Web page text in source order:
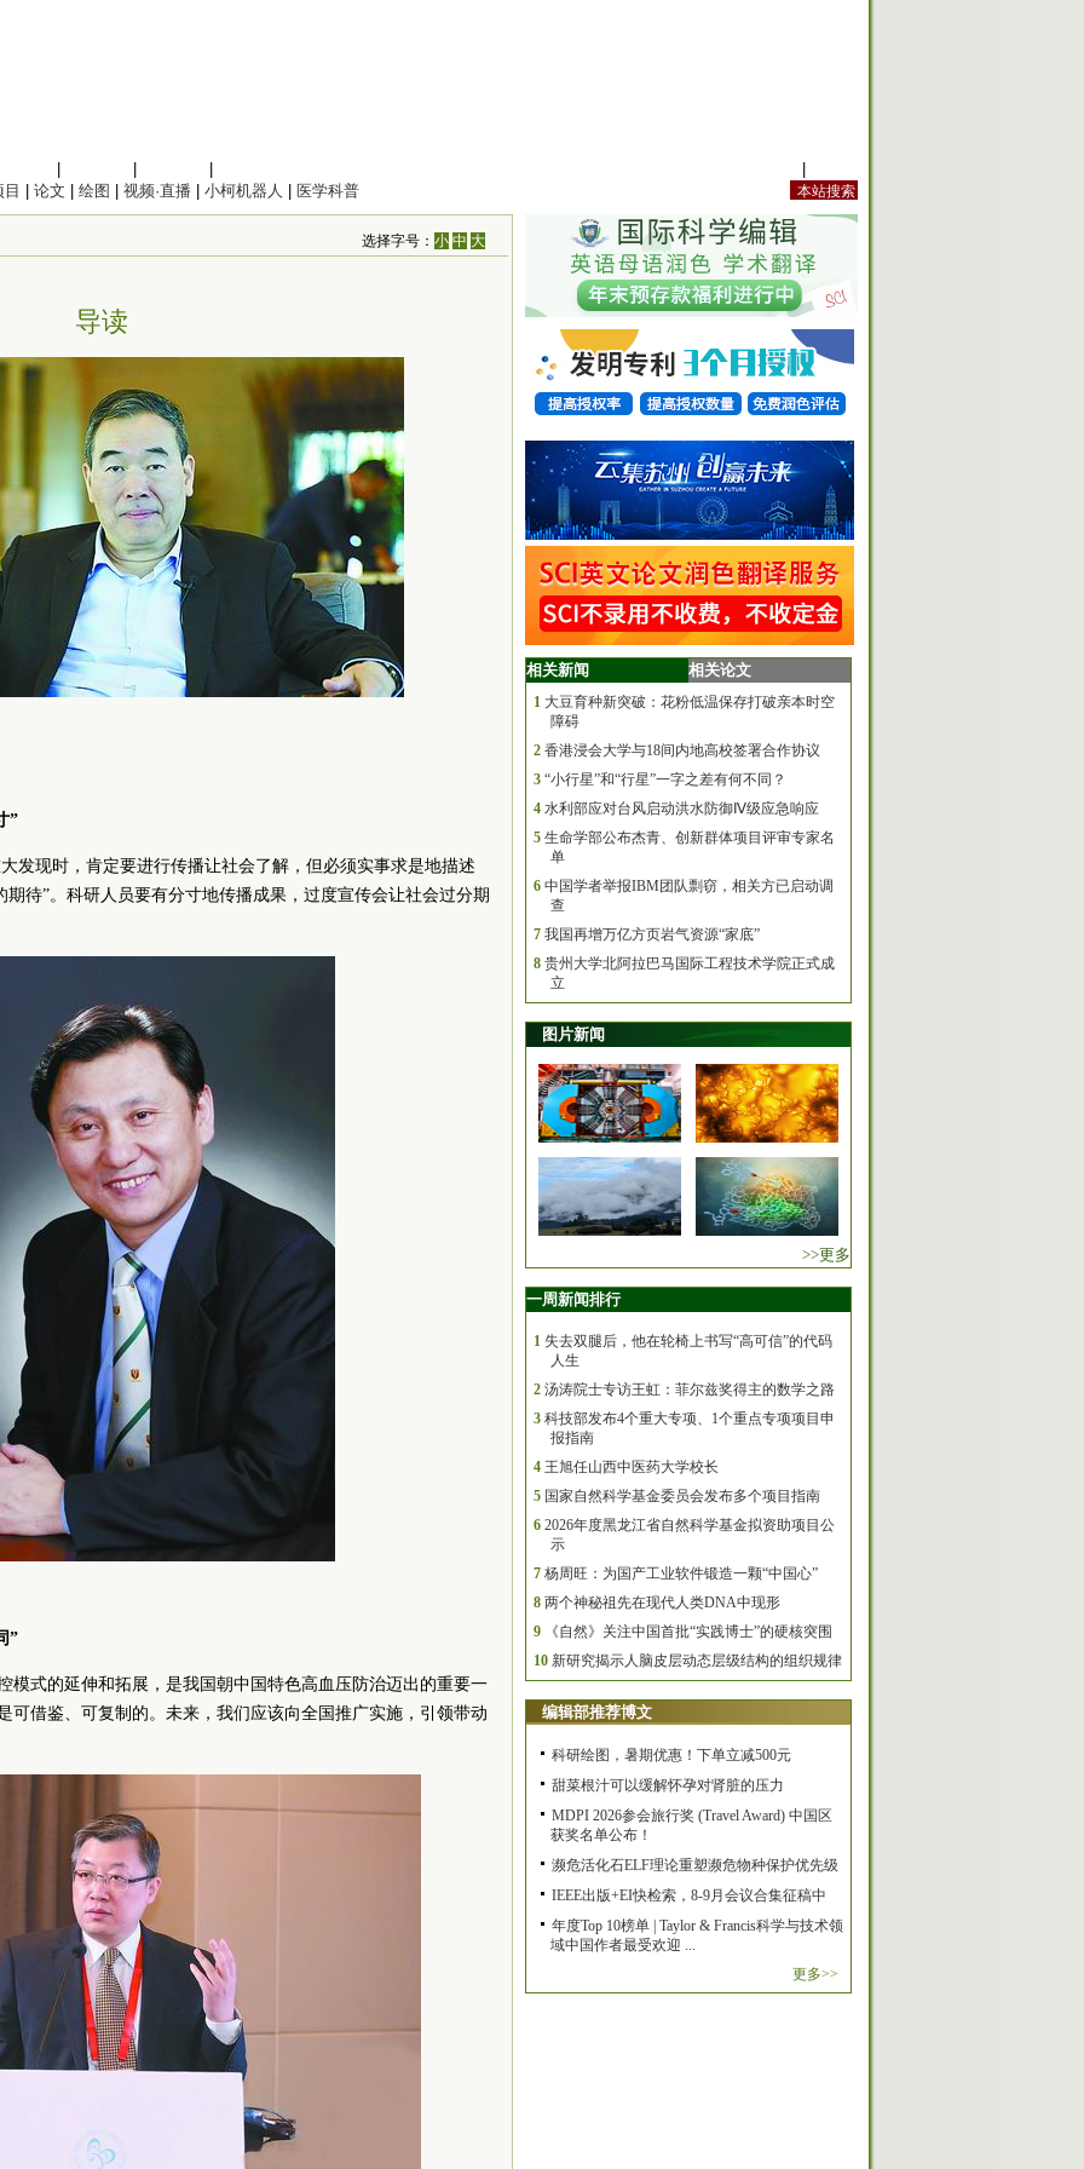
目
论文 绘图 视频·直播 小柯机器人 医学科普
选择字号：小 中 大
导读
”
发现时，肯定要进行传播让社会了解，但必须实事求是地描述
待”。科研人员要有分寸地传播成果，过度宣传会让社会过分期
”
模式的延伸和拓展，是我国朝中国特色高血压防治迈出的重要一
可借鉴、可复制的。未来，我们应该向全国推广实施，引领带动
相关新闻 相关论文
1 大豆育种新突破：花粉低温保存打破亲本时空
障碍
2 香港浸会大学与18间内地高校签署合作协议
3 “小行星”和“行星”一字之差有何不同？
4 水利部应对台风启动洪水防御Ⅳ级应急响应
5 生命学部公布杰青、创新群体项目评审专家名
单
6 中国学者举报IBM团队剽窃，相关方已启动调
查
7 我国再增万亿方页岩气资源“家底”
8 贵州大学北阿拉巴马国际工程技术学院正式成
立
图片新闻
>>更多
一周新闻排行
1 失去双腿后，他在轮椅上书写“高可信”的代码
人生
2 汤涛院士专访王虹：菲尔兹奖得主的数学之路
3 科技部发布4个重大专项、1个重点专项项目申
报指南
4 王旭任山西中医药大学校长
5 国家自然科学基金委员会发布多个项目指南
6 2026年度黑龙江省自然科学基金拟资助项目公
示
7 杨周旺：为国产工业软件锻造一颗“中国心”
8 两个神秘祖先在现代人类DNA中现形
9
《自然》关注中国首批“实践博士”的硬核突围
10 新研究揭示人脑皮层动态层级结构的组织规律
编辑部推荐博文
科研绘图，暑期优惠！下单立减500元
甜菜根汁可以缓解怀孕对肾脏的压力
MDPI 2026参会旅行奖 (Travel Award) 中国区
获奖名单公布！
濒危活化石ELF理论重塑濒危物种保护优先级
IEEE出版+EI快检索，8-9月会议合集征稿中
年度Top 10榜单 | Taylor & Francis科学与技术领
域中国作者最受欢迎 ...
更多>>